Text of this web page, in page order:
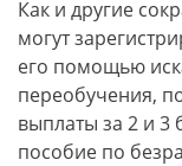
Как и другие
могут
его помощью
переобучения,
выплаты за 2 и 3
пособие по